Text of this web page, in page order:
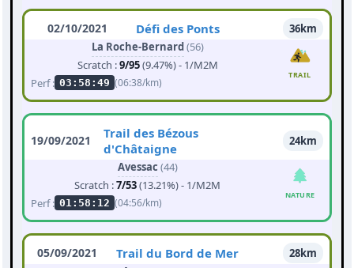
02/10/2021 Défi des Ponts
36km
La Roche-Bernard(56)
Scratch :9/95(9.47%) - 1/M2M
Perf : 03:58:49 (06:38/km)
TRAIL
19/09/2021
Trail des Bézous
d'Châtaigne
24km
Avessac (44)
Scratch :7/53(13.21%) - 1/M2M
Perf : 01:58:12 (04:56/km)
NATURE
05/09/2021 Trail du Bord de Mer
28km